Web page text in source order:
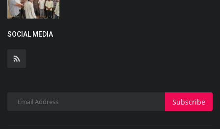
SOCIAL MEDIA
Subscribe